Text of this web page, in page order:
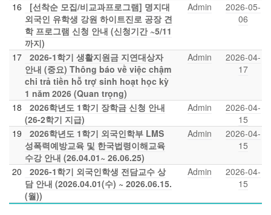
16
[선착순 모집/비교과프로그램] 명지대
외국인 유학생 강원 하이트진로 공장 견
학 프로그램 신청 안내 (신청기간 ~5/11
까지)
Admin
2026-05-
06
17
2026-1학기 생활지원금 지연대상자
안내 (중요) Thông báo về việc chậm
chi trả tiền hỗ trợ sinh hoạt học kỳ
1 năm 2026 (Quan trọng)
Admin
2026-04-
17
18
2026학년도 1학기 장학금 신청 안내
(26-2학기 지급)
Admin
2026-04-
15
19
2026학년도 1학기 외국인학부 LMS
성폭력예방교육 및 한국법령이해교육
수강 안내 (26.04.01~ 26.06.25)
Admin
2026-04-
15
20
2026-1학기 외국인학생 전담교수 상
담 안내 (2026.04.01(수) ~ 2026.06.15.
(월))
Admin
2026-04-
15